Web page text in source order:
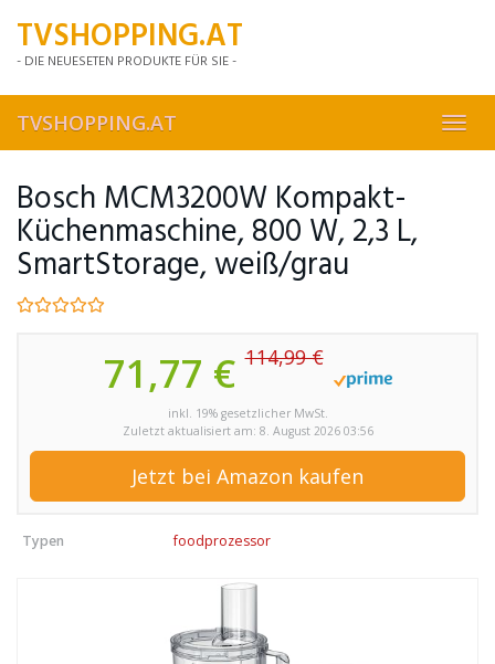
mainTVSHOPPING.AT
- DIE NEUESETEN PRODUKTE FÜR SIE -
TVSHOPPING.AT
Bosch MCM3200W Kompakt-
Küchenmaschine, 800 W, 2,3 L,
SmartStorage, weiß/grau
71,77 €114,99 €
inkl. 19% gesetzlicher MwSt.
Zuletzt aktualisiert am: 8. August 2026 03:56
Jetzt bei Amazon kaufen
Typen foodprozessor